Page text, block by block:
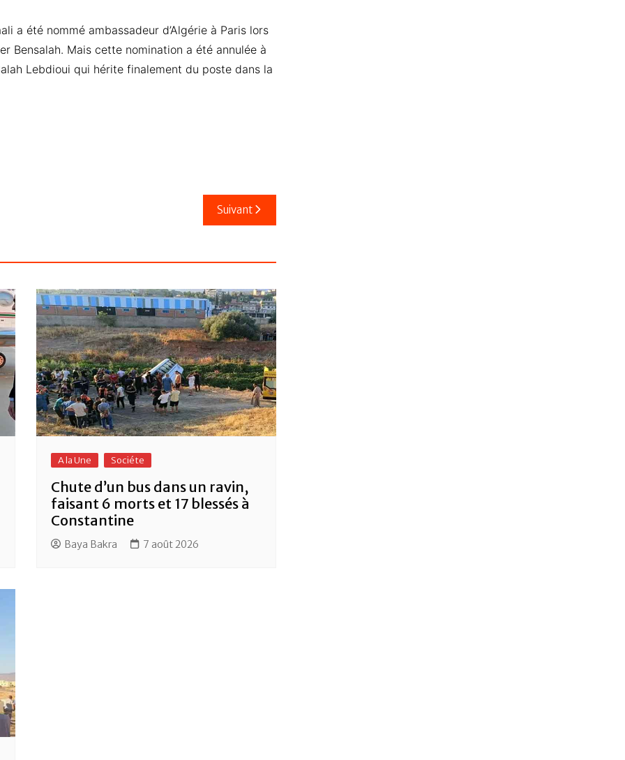
a été nommé ambassadeur d’Algérie à Paris lors
Bensalah. Mais cette nomination a été annulée à
Lebdioui qui hérite finalement du poste dans la
Suivant
A la Une Sociéte
Chute d’un bus dans un ravin,
faisant 6 morts et 17 blessés à
Constantine
Baya Bakra 7 août 2026